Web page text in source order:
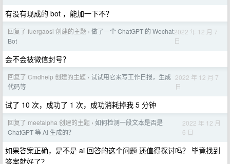
有没有现成的 bot ，能加一下不？
回复了 fuergaosi 创建的主题 › 做了一个 ChatGPT 的 Wechat
Bot
2022 年 12 月 7
日
会不会被微信封号？
回复了 Cmdhelp 创建的主题 › 试试用它来写工作日报，生成
代码等
2022 年 12 月 7
日
试了 10 次，成功了 1 次，成功消耗掉我 5 分钟
回复了 meetalpha 创建的主题 › 如何检测一段文本是否是
ChatGPT 等 AI 生成的？
2022 年 12 月
6 日
如果答案正确，是不是 ai 回答的这个问题 还值得探讨吗？ 毕竟找到
答案就好了？